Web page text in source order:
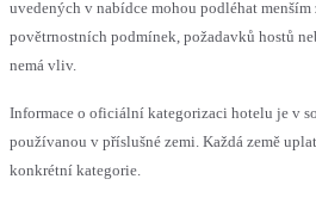
uvedených v nabídce mohou podléhat menším
povětrnostních podmínek, požadavků hostů
nemá vliv.
Informace o oficiální kategorizaci hotelu je v
používanou v příslušné zemi. Každá země
konkrétní kategorie.